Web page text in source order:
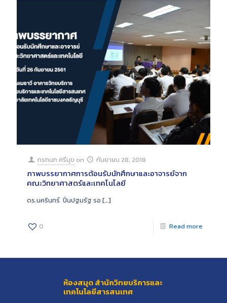
กรกนก ศรีมุข on กันยายน 28, 2018
ภาพบรรยากาศการต้อนรับนักศึกษาและอาจารย์จาก
คณะวิทยาศาสตร์และเทคโนโลยี
ดร.นครินทร์ ปิ่นปฐมรัฐ รอ […]
0 Read more
ห้องสมุด สำนักวิทยบริการและ
เทคโนโลยีสารสนเทศ